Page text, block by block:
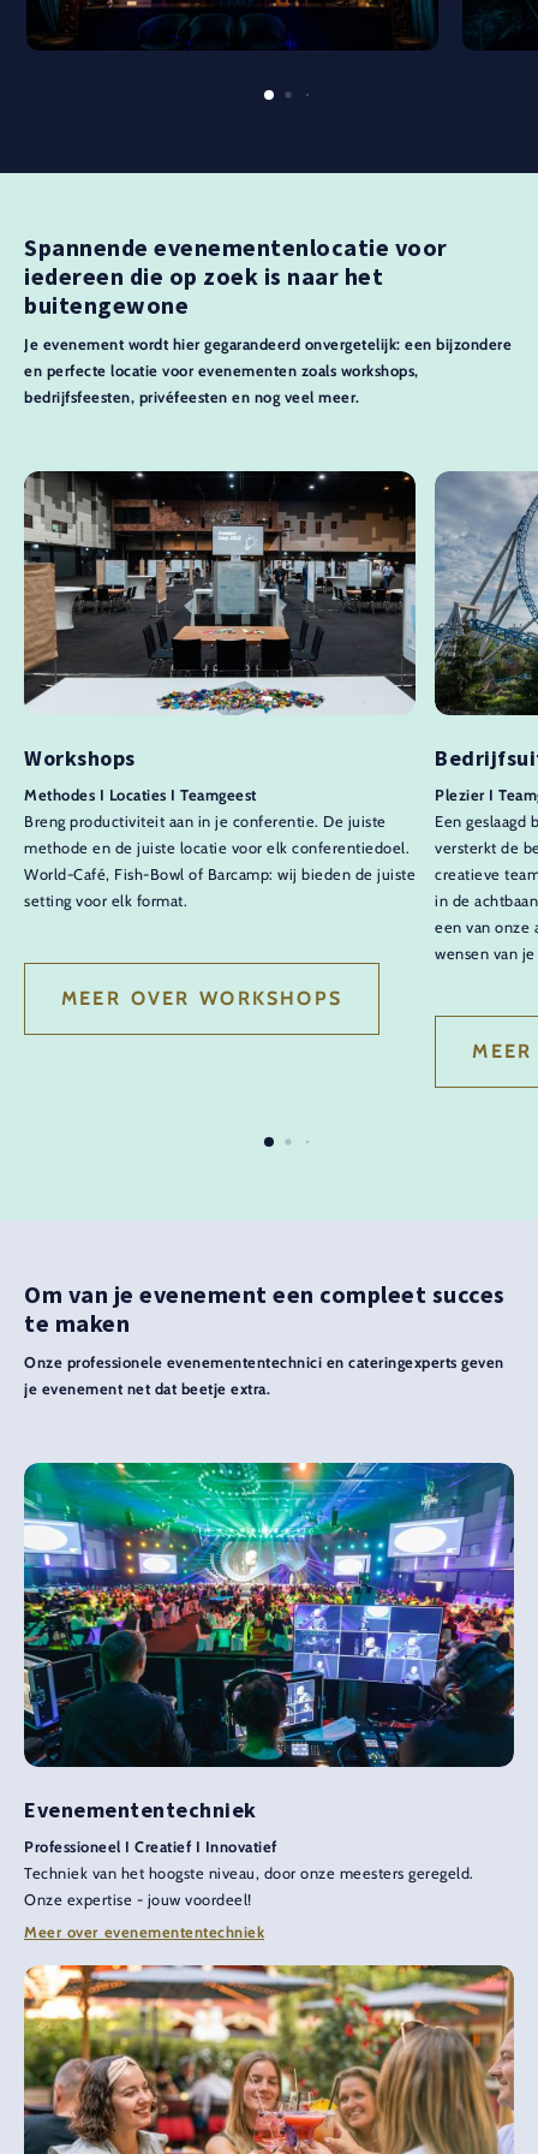
Spannende evenementenlocatie voor
iedereen die op zoek is naar het
buitengewone
Je evenement wordt hier gegarandeerd onvergetelijk: een bijzondere
en perfecte locatie voor evenementen zoals workshops,
bedrijfsfeesten, privéfeesten en nog veel meer.
Workshops
Methodes I Locaties I Teamgeest
Breng productiviteit aan in je conferentie. De juiste
methode en de juiste locatie voor elk conferentiedoel.
World-Café, Fish-Bowl of Barcamp: wij bieden de juiste
setting voor elk format.
MEER OVER WORKSHOPS
Plezier I
Een
versterkt de
creatieve
in de
een van onze
wensen van
Om van je evenement een compleet succes
te maken
Onze professionele evenemententechnici en cateringexperts geven
je evenement net dat beetje extra.
Evenemententechniek
Professioneel I Creatief I Innovatief
Techniek van het hoogste niveau, door onze meesters geregeld.
Onze expertise - jouw voordeel!
Meer over evenemententechniek